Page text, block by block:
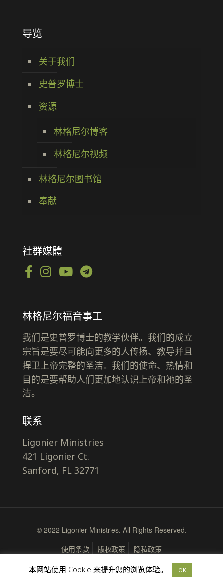
导览
关于我们
史普罗博士
资源
林格尼尔博客
林格尼尔视频
林格尼尔图书馆
奉献
社群媒體
林格尼尔福音事工
我们是史普罗博士的教学伙伴。我们的成立
宗旨是要尽可能向更多的人传扬、教导并且
捍卫上帝完整的圣洁。我们的使命、热情和
目的是要帮助人们更加地认识上帝和祂的圣
洁。
联系
Ligonier Ministries
421 Ligonier Ct.
Sanford, FL 32771
© 2022 Ligonier Ministries. All Rights Reserved.
使用条款
版权政策 隐私政策
本网站使用 Cookie 来提升您的浏览体验。 OK